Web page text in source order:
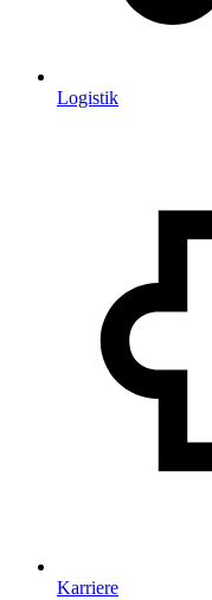
Logistik
Karriere